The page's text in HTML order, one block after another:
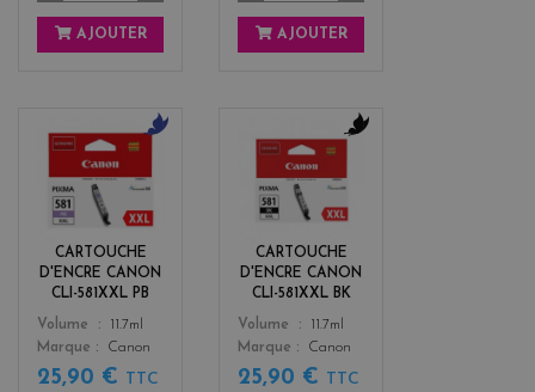
AJOUTER AJOUTER
CARTOUCHE
D'ENCRE CANON
CLI-581XXL PB
Color
l
e
Volume
11.7ml
Marque
Canon
25,90 € TTC
CARTOUCHE
D'ENCRE CANON
CLI-581XXL BK
Color
c
k
Volume
11.7ml
Marque
Canon
25,90 € TTC